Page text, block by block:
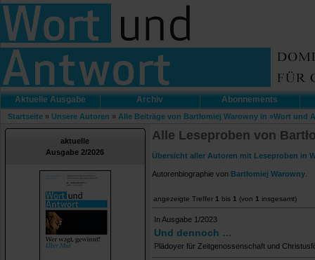
Aktuelle Ausgabe Archiv Abonnements
Startseite » Unsere Autoren » Alle Beiträge von Bartłomiej Warowny in »Wort und
aktuelle
Ausgabe 2/2026
Alle Leseproben von
Übersicht aller Autoren mit Leseproben in
Autorenbiographie von Bartłomiej Warowny
angezeigte Treffer 1 bis 1 (von 1 insgesamt)
In Ausgabe 1/2023
Und dennoch …
Plädoyer für Zeitgenossenschaft und